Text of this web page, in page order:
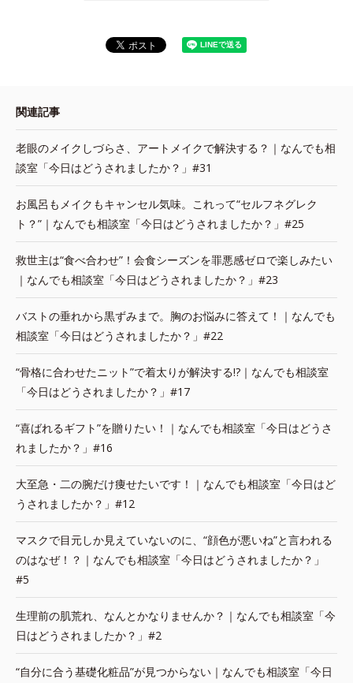
関連記事
老眼のメイクしづらさ、アートメイクで解決する？｜なんでも相
談室「今日はどうされましたか？」#31
お風呂もメイクもキャンセル気味。これって“セルフネグレク
ト？”｜なんでも相談室「今日はどうされましたか？」#25
救世主は“食べ合わせ”！会食シーズンを罪悪感ゼロで楽しみたい
｜なんでも相談室「今日はどうされましたか？」#23
バストの垂れから黒ずみまで。胸のお悩みに答えて！｜なんでも
相談室「今日はどうされましたか？」#22
“骨格に合わせたニット”で着太りが解決する!?｜なんでも相談室
「今日はどうされましたか？」#17
“喜ばれるギフト”を贈りたい！｜なんでも相談室「今日はどうさ
れましたか？」#16
大至急・二の腕だけ痩せたいです！｜なんでも相談室「今日はど
うされましたか？」#12
マスクで目元しか見えていないのに、“顔色が悪いね”と言われる
のはなぜ！？｜なんでも相談室「今日はどうされましたか？」
#5
生理前の肌荒れ、なんとかなりませんか？｜なんでも相談室「今
日はどうされましたか？」#2
“自分に合う基礎化粧品”が見つからない｜なんでも相談室「今日